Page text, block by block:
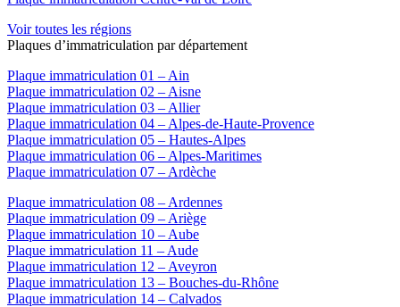
Voir toutes les régions
Plaques d’immatriculation par département
Plaque immatriculation 01 – Ain
Plaque immatriculation 02 – Aisne
Plaque immatriculation 03 – Allier
Plaque immatriculation 04 – Alpes-de-Haute-Provence
Plaque immatriculation 05 – Hautes-Alpes
Plaque immatriculation 06 – Alpes-Maritimes
Plaque immatriculation 07 – Ardèche
Plaque immatriculation 08 – Ardennes
Plaque immatriculation 09 – Ariège
Plaque immatriculation 10 – Aube
Plaque immatriculation 11 – Aude
Plaque immatriculation 12 – Aveyron
Plaque immatriculation 13 – Bouches-du-Rhône
Plaque immatriculation 14 – Calvados